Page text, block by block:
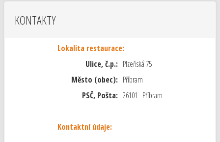
KONTAKTY
Lokalita restaurace:
Ulice, č.p.: Plzeňská 75
Město (obec): Příbram
PSČ, Pošta: 26101 Příbram
Kontaktní údaje: